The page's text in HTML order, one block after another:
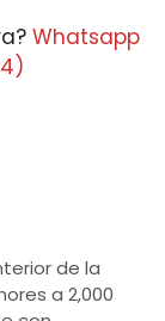
Whatsapp
de la
a 2,000